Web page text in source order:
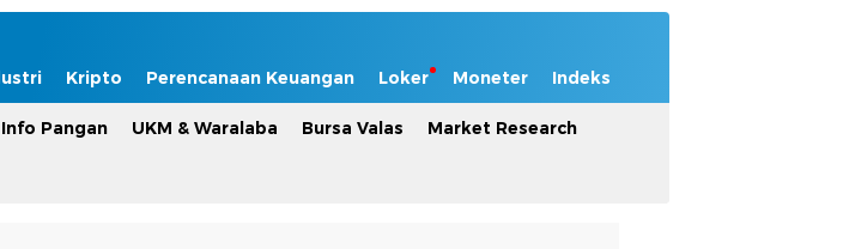
Kripto Perencanaan Keuangan Loker Moneter Indeks
Info Pangan UKM & Waralaba Bursa Valas Market Research